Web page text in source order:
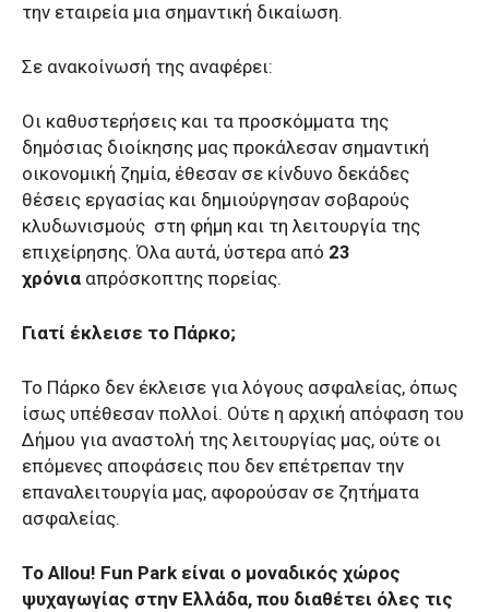
την εταιρεία μια σημαντική δικαίωση.
Σε ανακοίνωσή της αναφέρει:
Οι καθυστερήσεις και τα προσκόμματα της
δημόσιας διοίκησης μας προκάλεσαν σημαντική
οικονομική ζημία, έθεσαν σε κίνδυνο δεκάδες
θέσεις εργασίας και δημιούργησαν σοβαρούς
κλυδωνισμούς στη φήμη και τη λειτουργία της
επιχείρησης. Όλα αυτά, ύστερα από 23
χρόνια απρόσκοπτης πορείας.
Γιατί έκλεισε το Πάρκο;
Το Πάρκο δεν έκλεισε για λόγους ασφαλείας, όπως
ίσως υπέθεσαν πολλοί. Ούτε η αρχική απόφαση του
Δήμου για αναστολή της λειτουργίας μας, ούτε οι
επόμενες αποφάσεις που δεν επέτρεπαν την
επαναλειτουργία μας, αφορούσαν σε ζητήματα
ασφαλείας.
Το Allou! Fun Park είναι ο μοναδικός χώρος
ψυχαγωγίας στην Ελλάδα, που διαθέτει όλες τις